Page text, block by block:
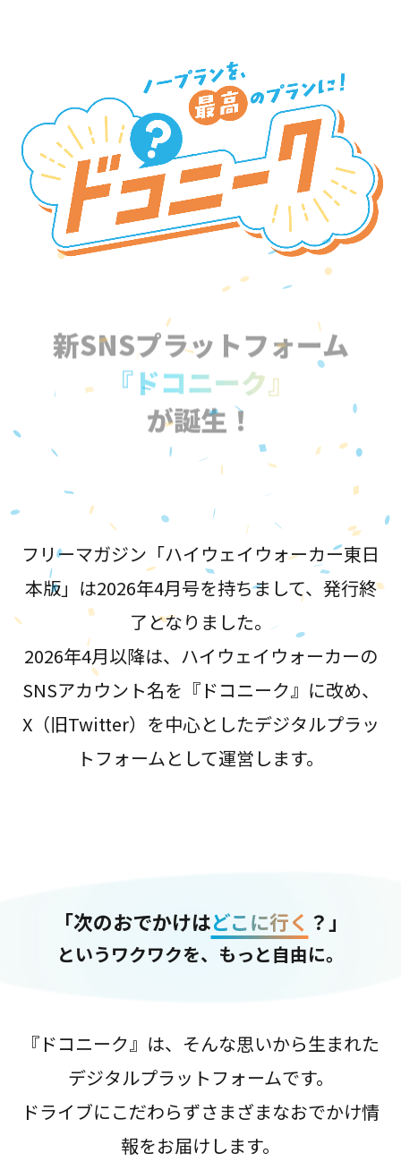
新SNSプラットフォーム
『ドコニーク』
が誕生！
フリーマガジン「ハイウェイウォーカー東日
本版」は2026年4月号を持ちまして、発行終
了となりました。
2026年4月以降は、ハイウェイウォーカーの
SNSアカウント名を『ドコニーク』に改め、
X（旧Twitter）を中心としたデジタルプラッ
トフォームとして運営します。
「次のおでかけはどこに行く ？」
というワクワクを、もっと自由に。
『ドコニーク』は、そんな思いから生まれた
デジタルプラットフォームです。
ドライブにこだわらずさまざまなおでかけ情
報をお届けします。